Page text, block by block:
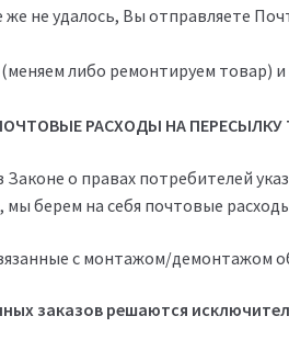
не удалось, Вы отправляете
либо ремонтируем товар)
РАСХОДЫ НА ПЕРЕСЫЛКУ
о правах потребителей
берем на себя почтовые
с монтажом/демонтажом
заказов решаются